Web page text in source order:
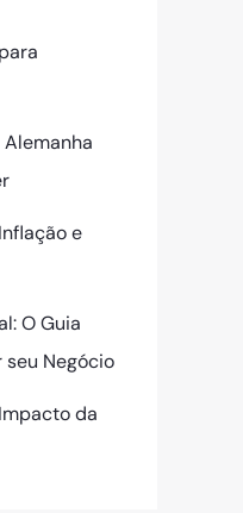
e
O Guia
Negócio
da